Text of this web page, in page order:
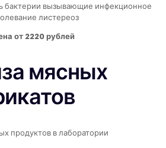
бактерии вызывающие инфекционное
листереоз
от 2220 рублей
мясных